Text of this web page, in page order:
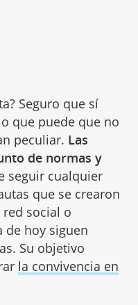
Seguro que sí
que puede que no
peculiar. Las
de normas y
seguir cualquier
que se crearon
social o
de hoy siguen
Su objetivo
la convivencia en